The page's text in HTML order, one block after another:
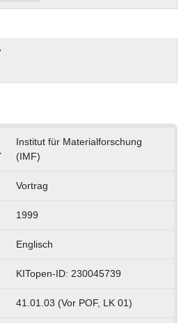
Institut für Materialforschung
(IMF)
Vortrag
1999
Englisch
KITopen-ID: 230045739
41.01.03 (Vor POF, LK 01)